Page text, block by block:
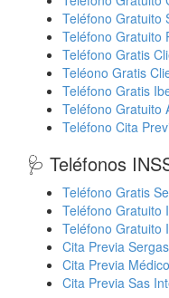
Teléfono Gratuito
Teléfono Gratuito
Teléfono Gratis
Teléono Gratis
Teléfono Gratis
Teléfono Gratuito
Teléfono Cita
🩺 Teléfonos
Teléfono Gratis
Teléfono Gratuito
Teléfono Gratuito
Cita Previa
Cita Previa
Cita Previa Sas